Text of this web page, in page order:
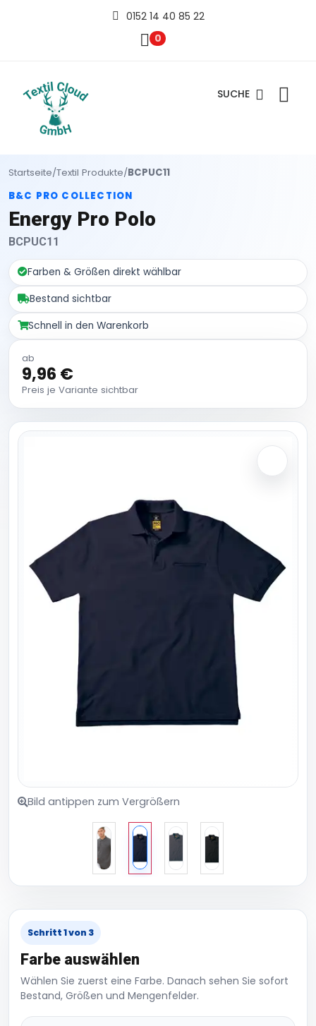
0152 14 40 85 22
0
SUCHE
Startseite/Textil Produkte/BCPUC11
B&C PRO COLLECTION
Energy Pro Polo
BCPUC11
Farben & Größen direkt wählbar
Bestand sichtbar
Schnell in den Warenkorb
ab
9,96 €
Preis je Variante sichtbar
Bild antippen zum Vergrößern
Schritt 1 von 3
Farbe auswählen
Wählen Sie zuerst eine Farbe. Danach sehen Sie sofort
Bestand, Größen und Mengenfelder.